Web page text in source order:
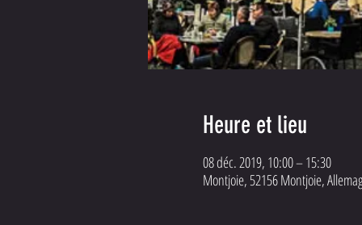
Heure et lieu
08 déc. 2019, 10:00 – 15:30
Montjoie, 52156 Montjoie,